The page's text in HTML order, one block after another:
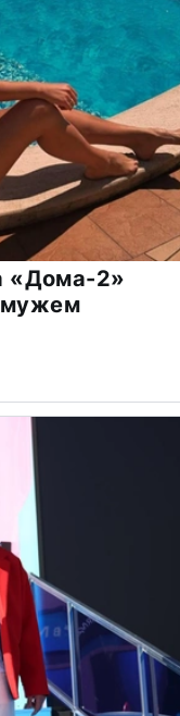
«Дома-2»
мужем